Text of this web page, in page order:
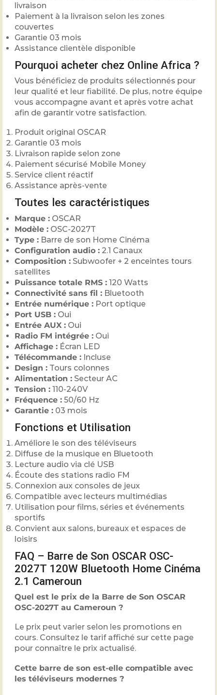
livraison
Paiement à la livraison selon les zones
couvertes
Garantie 03 mois
Assistance clientèle disponible
Pourquoi acheter chez Online Africa ?
Vous bénéficiez de produits sélectionnés pour
leur qualité et leur fiabilité. De plus, notre équipe
vous accompagne avant et après votre achat
afin de garantir votre satisfaction.
Produit original OSCAR
Garantie 03 mois
Livraison rapide selon zone
Paiement sécurisé Mobile Money
Service client réactif
Assistance après-vente
Toutes les caractéristiques
Marque : OSCAR
Modèle : OSC-2027T
Type : Barre de son Home Cinéma
Configuration audio : 2.1 Canaux
Composition : Subwoofer + 2 enceintes tours
satellites
Puissance totale RMS : 120 Watts
Connectivité sans fil : Bluetooth
Entrée numérique : Port optique
Port USB : Oui
Entrée AUX : Oui
Radio FM intégrée : Oui
Affichage : Écran LED
Télécommande : Incluse
Design : Tours colonnes
Alimentation : Secteur AC
Tension : 110-240V
Fréquence : 50/60 Hz
Garantie : 03 mois
Fonctions et Utilisation
Améliore le son des téléviseurs
Diffuse de la musique en Bluetooth
Lecture audio via clé USB
Écoute des stations radio FM
Connexion aux consoles de jeux
Compatible avec lecteurs multimédias
Utilisation pour films, séries et événements
sportifs
Convient aux salons, bureaux et espaces de
loisirs
FAQ – Barre de Son OSCAR OSC-
2027T 120W Bluetooth Home Cinéma
2.1 Cameroun
Quel est le prix de la Barre de Son OSCAR
OSC-2027T au Cameroun ?
Le prix peut varier selon les promotions en
cours. Consultez le tarif affiché sur cette page
pour connaître le prix actualisé.
Cette barre de son est-elle compatible avec
les téléviseurs modernes ?